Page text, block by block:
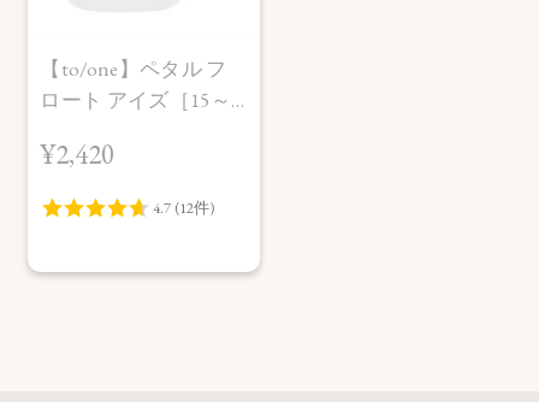
【to/one】ペタル フ
ロート アイズ［15～
Collection＞
¥2,420